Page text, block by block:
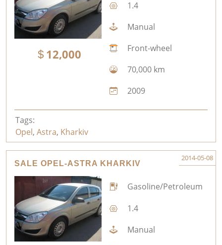
12,000
1.4
Manual
Front-wheel
70,000 km
2009
Tags:
Opel, Astra, Kharkiv
SALE OPEL-ASTRA KHARKIV
2014-05-08
Gasoline/Petroleum
1.4
Manual